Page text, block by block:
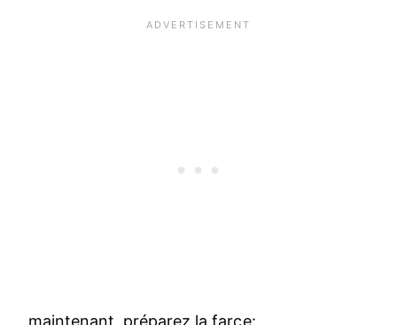
maintenant, préparez la farce: